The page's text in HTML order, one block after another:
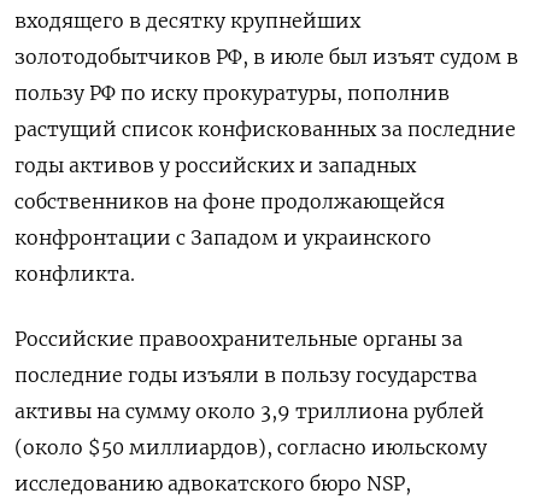
входящего в десятку крупнейших
золотодобытчиков РФ, в июле был изъят судом в
пользу РФ по иску прокуратуры, пополнив
растущий список конфискованных за последние
годы активов у российских и западных
собственников на фоне продолжающейся
конфронтации с Западом и украинского
конфликта.
Российские правоохранительные органы за
последние годы изъяли в пользу государства
активы на сумму около 3,9 триллиона рублей
(около $50 миллиардов), согласно июльскому
исследованию адвокатского бюро NSP,